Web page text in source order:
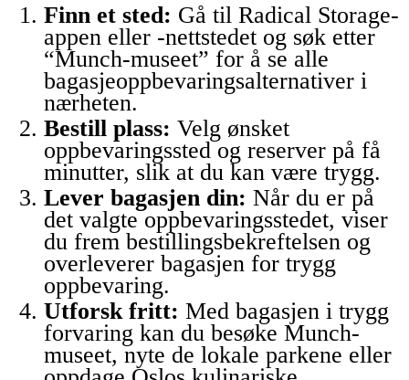
Finn et sted: Gå til Radical Storage-
appen eller -nettstedet og søk etter
“Munch-museet” for å se alle
bagasjeoppbevaringsalternativer i
nærheten.
Bestill plass: Velg ønsket
oppbevaringssted og reserver på få
minutter, slik at du kan være trygg.
Lever bagasjen din: Når du er på
det valgte oppbevaringsstedet, viser
du frem bestillingsbekreftelsen og
overleverer bagasjen for trygg
oppbevaring.
Utforsk fritt: Med bagasjen i trygg
forvaring kan du besøke Munch-
museet, nyte de lokale parkene eller